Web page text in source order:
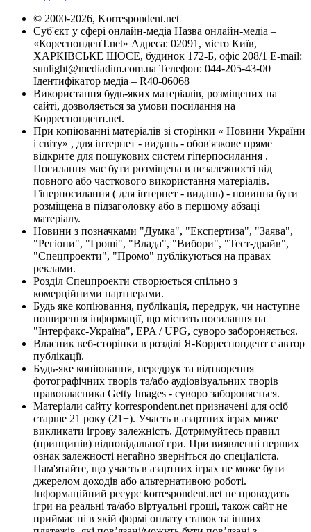
© 2000-2026, Korrespondent.net
Суб'єкт у сфері онлайн-медіа Назва онлайн-медіа –
«КореспонденТ.net» Адреса: 02091, місто Київ,
ХАРКІВСЬКЕ ШОСЕ, будинок 172-Б, офіс 208/1 E-mail:
sunlight@mediadim.com.ua Телефон: 044-205-43-00
Ідентифікатор медіа – R40-06068
Використання будь-яких матеріалів, розміщених на
сайті, дозволяється за умови посилання на
Корреспондент.net.
При копіюванні матеріалів зі сторінки « Новини України
і світу» , для інтернет - видань - обов'язкове пряме
відкрите для пошукових систем гіперпосилання .
Посилання має бути розміщена в незалежності від
повного або часткового використання матеріалів.
Гіперпосилання ( для інтернет - видань) - повинна бути
розміщена в підзаголовку або в першому абзаці
матеріалу.
Новини з позначками "Думка", "Експертиза", "Заява",
"Регіони", "Гроші", "Влада", "Вибори", "Тест-драйв",
"Спецпроекти", "Промо" публікуються на правах
реклами.
Розділ Спецпроекти створюється спільно з
комерційними партнерами.
Будь яке копіювання, публікація, передрук, чи наступне
поширення інформації, що містить посилання на
"Інтерфакс-Україна", EPA / UPG, суворо забороняється.
Власник веб-сторінки в розділі Я-Корреспондент є автор
публікації.
Будь-яке копіювання, передрук та відтворення
фотографічних творів та/або аудіовізуальних творів
правовласника Getty Images - суворо забороняється.
Матеріали сайту korrespondent.net призначені для осіб
старше 21 року (21+). Участь в азартних іграх може
викликати ігрову залежність. Дотримуйтесь правил
(принципів) відповідальної гри. При виявленні перших
ознак залежності негайно зверніться до спеціаліста.
Пам'ятайте, що участь в азартних іграх не може бути
джерелом доходів або альтернативою роботі.
Інформаційний ресурс korrespondent.net не проводить
ігри на реальні та/або віртуальні гроші, також сайт не
приймає ні в якій формі оплату ставок та інших